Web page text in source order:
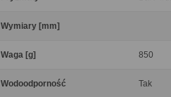
Wymiary [mm]
Waga [g] 850
Wodoodporność Tak